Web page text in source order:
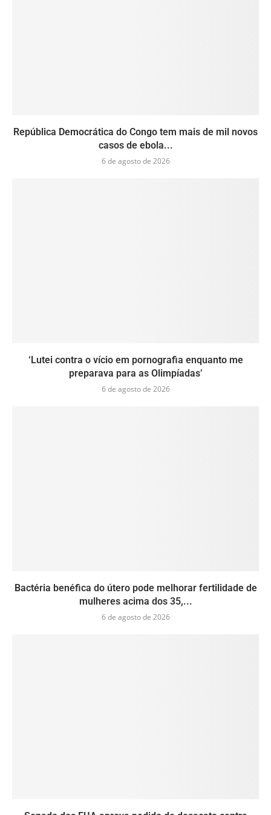
República Democrática do Congo tem mais de mil novos
casos de ebola...
6 de agosto de 2026
‘Lutei contra o vício em pornografia enquanto me
preparava para as Olimpíadas’
6 de agosto de 2026
Bactéria benéfica do útero pode melhorar fertilidade de
mulheres acima dos 35,...
6 de agosto de 2026